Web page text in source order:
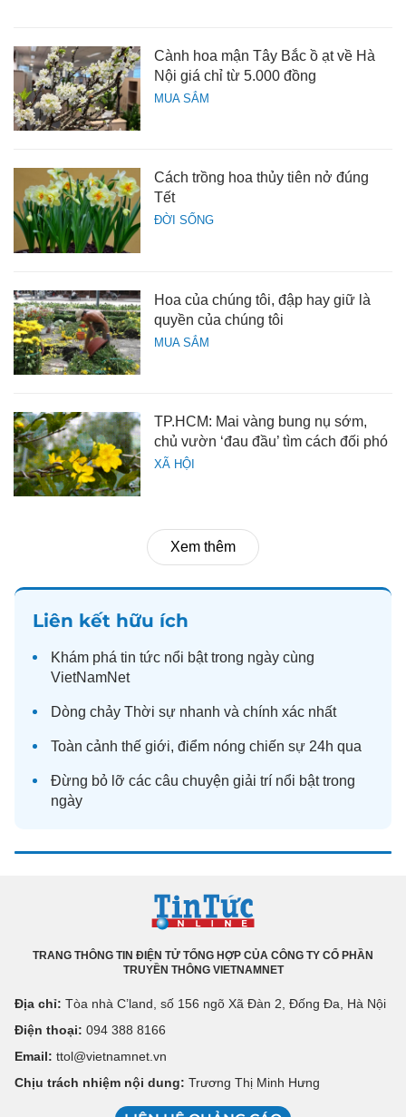
MUA SẮM
Cành hoa mận Tây Bắc ồ ạt về Hà
Nội giá chỉ từ 5.000 đồng
ĐỜI SỐNG
Cách trồng hoa thủy tiên nở đúng
Tết
MUA SẮM
Hoa của chúng tôi, đập hay giữ là
quyền của chúng tôi
XÃ HỘI
TP.HCM: Mai vàng bung nụ sớm,
chủ vườn ‘đau đầu’ tìm cách đối phó
Xem thêm
Liên kết hữu ích
Khám phá tin tức nổi bật trong ngày cùng
VietNamNet
Dòng chảy Thời sự nhanh và chính xác nhất
Toàn cảnh thế giới, điểm nóng chiến sự 24h qua
Đừng bỏ lỡ các câu chuyện giải trí nổi bật trong
ngày
TRANG THÔNG TIN ĐIỆN TỬ TỔNG HỢP CỦA CÔNG TY CỔ PHẦN
TRUYỀN THÔNG VIETNAMNET
Địa chỉ: Tòa nhà C’land, số 156 ngõ Xã Đàn 2, Đống Đa, Hà Nội
Điện thoại: 094 388 8166
Email: ttol@vietnamnet.vn
Chịu trách nhiệm nội dung: Trương Thị Minh Hưng